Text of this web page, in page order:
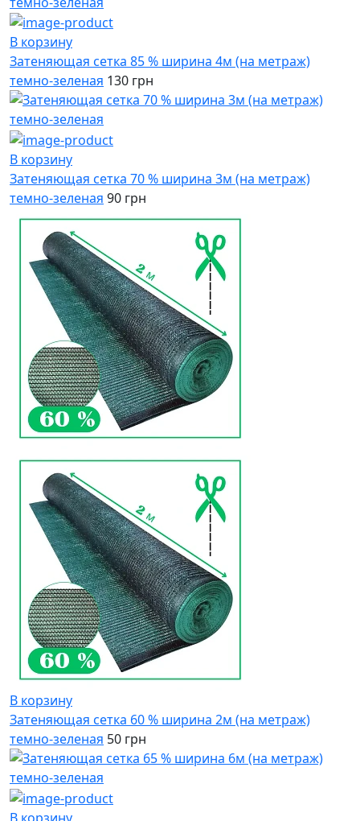
В корзину
Затеняющая сетка 85 % ширина 4м (на метраж)
темно-зеленая 130 грн
В корзину
Затеняющая сетка 70 % ширина 3м (на метраж)
темно-зеленая 90 грн
В корзину
Затеняющая сетка 60 % ширина 2м (на метраж)
темно-зеленая 50 грн